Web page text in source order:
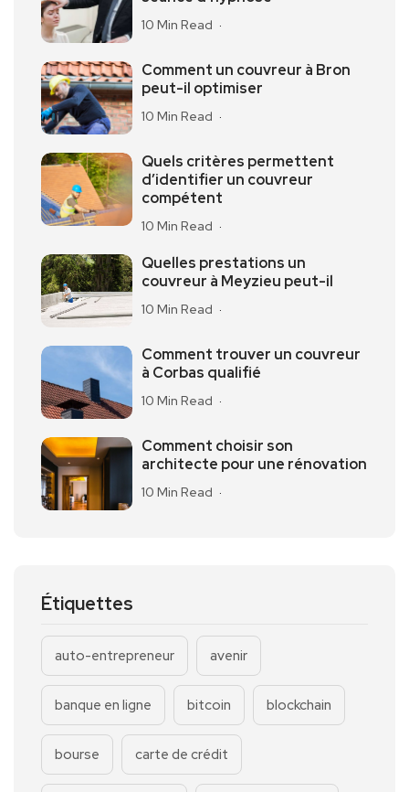
10 Min Read
Comment un couvreur à Bron
peut-il optimiser
10 Min Read
Quels critères permettent
d’identifier un couvreur
compétent
10 Min Read
Quelles prestations un
couvreur à Meyzieu peut-il
10 Min Read
Comment trouver un couvreur
à Corbas qualifié
10 Min Read
Comment choisir son
architecte pour une rénovation
10 Min Read
Étiquettes
auto-entrepreneur avenir
banque en ligne bitcoin blockchain
bourse carte de crédit